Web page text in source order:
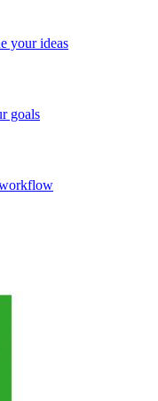
your ideas
goals